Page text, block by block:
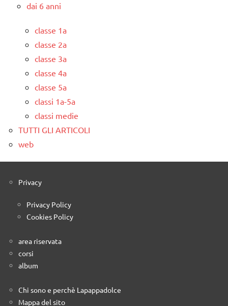
dai 6 anni
classe 1a
classe 2a
classe 3a
classe 4a
classe 5a
classi 1a-5a
classi medie
TUTTI GLI ARTICOLI
web
Privacy
Privacy Policy
Cookies Policy
area riservata
corsi
album
Chi sono e perchè Lapappadolce
Mappa del sito